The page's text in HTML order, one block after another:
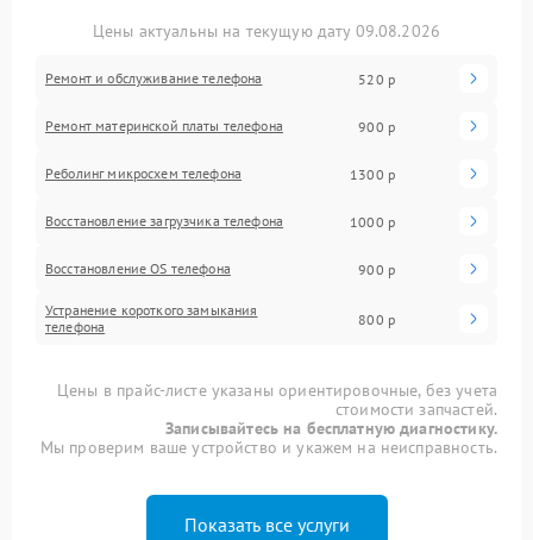
Цены актуальны на текущую дату 09.08.2026
Ремонт и обслуживание телефона 520 р
Ремонт материнской платы телефона 900 р
Реболинг микросхем телефона 1300 р
Восстановление загрузчика телефона 1000 р
Восстановление OS телефона 900 р
Устранение короткого замыкания
телефона
800 р
Цены в прайс-листе указаны ориентировочные, без учета
стоимости запчастей.
Записывайтесь на бесплатную диагностику.
Мы проверим ваше устройство и укажем на неисправность.
Показать все услуги